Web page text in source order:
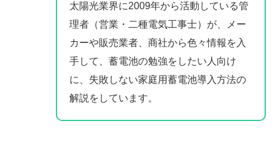
太陽光業界に2009年から活動している管
理者（営業・二種電気工事士）が、メー
カーや販売業者、商社から色々情報を入
手して、蓄電池の勉強をしたい人向け
に、失敗しない家庭用蓄電池導入方法の
解説をしています。